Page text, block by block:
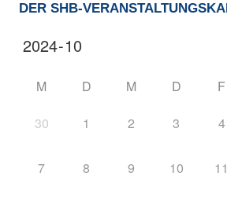
DER SHB-
M D M D F
30 1 2 3 4
7 8 9 10 11